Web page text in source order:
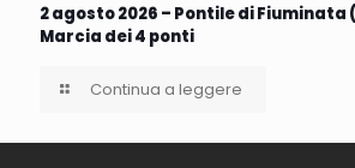
2 agosto 2026 – Pontile di Fiuminata
Marcia dei 4 ponti
Continua a leggere